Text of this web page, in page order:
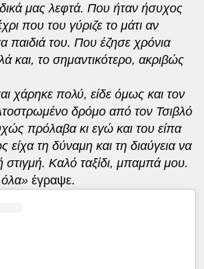
μας λεφτά. Που ήταν ήσυχος
που του γύριζε το μάτι αν
παιδιά του. Που έζησε χρόνια
και, το σημαντικότερο, ακριβώς
χάρηκε πολύ, είδε όμως και τον
δρόμο από τον Τσιβλό
πρόλαβα κι εγώ και του είπα
είχα τη δύναμη και τη διαύγεια να
Καλό ταξίδι, μπαμπά μου.
όλα»έγραψε.